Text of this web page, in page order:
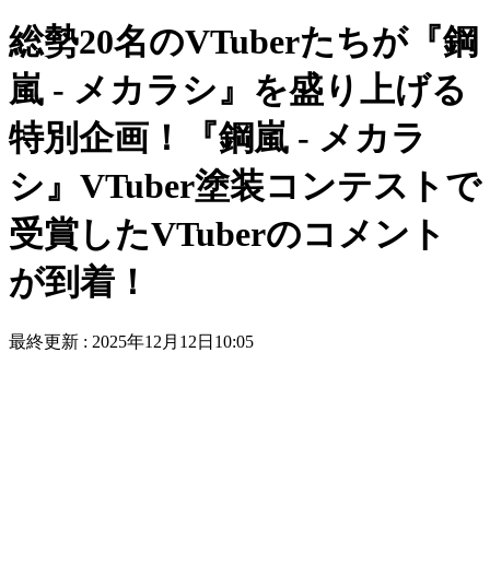
総勢20名のVTuberたちが『鋼
嵐 - メカラシ』を盛り上げる
特別企画！『鋼嵐 - メカラ
シ』VTuber塗装コンテストで
受賞したVTuberのコメント
が到着！
最終更新 : 2025年12月12日10:05